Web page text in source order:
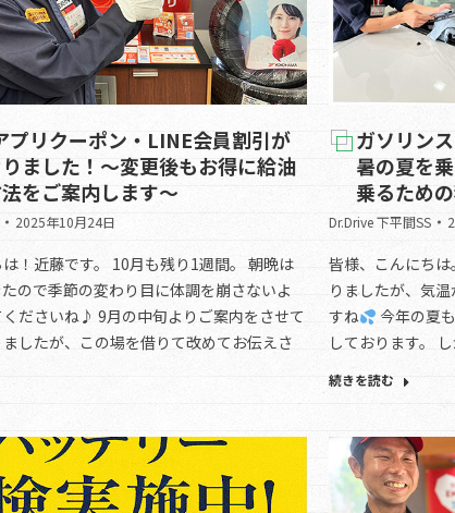
プリクーポン・LINE会員割引が
ました！～変更後もお得に給油
をご案内します～
2025年10月24日
！近藤です。 10月も残り1週間。 朝晩は
ので季節の変わり目に体調を崩さないよ
ださいね♪ 9月の中旬よりご案内をさせて
したが、この場を借りて改めてお伝えさ
ガソリン
暑の夏を
乗るための
Dr.Drive 下平間SS
皆様、こんにち
りましたが、気
すね
今年の夏
しております。
続きを読む